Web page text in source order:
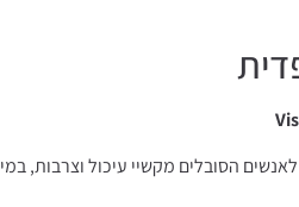
הסובלים מקשיי עיכול וצרבות,